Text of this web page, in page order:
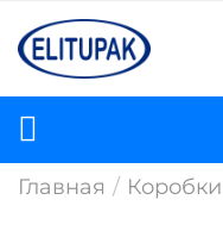
Главная / Коробки